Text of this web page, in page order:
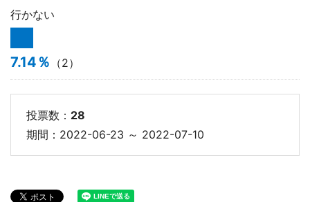
行かない
7.14％ （2）
投票数： 28
期間：2022-06-23 ～ 2022-07-10